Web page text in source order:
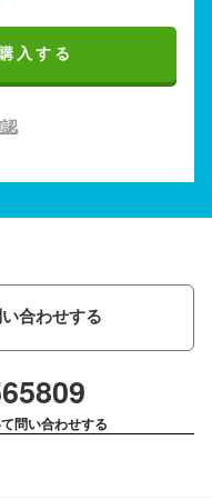
入する
合わせする
問い合わせする